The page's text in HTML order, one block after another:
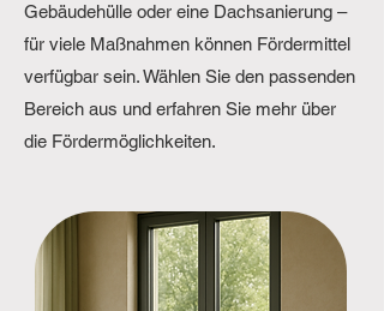
Gebäudehülle oder eine Dachsanierung –
für viele Maßnahmen können Fördermittel
verfügbar sein. Wählen Sie den passenden
Bereich aus und erfahren Sie mehr über
die Fördermöglichkeiten.